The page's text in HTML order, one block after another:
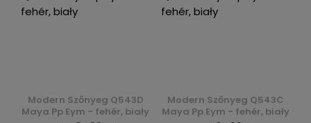
Modern Szőnyeg Q543D
Maya Pp Eym - fehér, biały
Modern Szőnyeg Q543C
Maya Pp Eym - fehér, biały